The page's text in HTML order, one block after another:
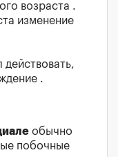
возраста .
изменение
.
обычно
побочные